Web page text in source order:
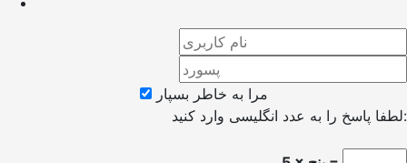
مرا به خاطر بسپار
لطفا پاسخ را به عدد انگلیسی وارد کنید: